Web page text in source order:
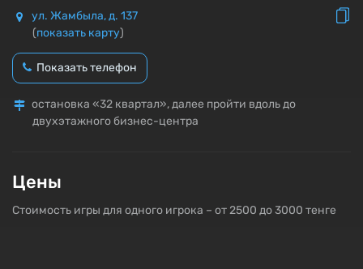
ул. Жамбыла, д. 137
(показать карту)
Показать телефон
остановка «32 квартал», далее пройти вдоль до
двухэтажного бизнес-центра
Цены
Стоимость игры для одного игрока – от 2500 до 3000 тенге